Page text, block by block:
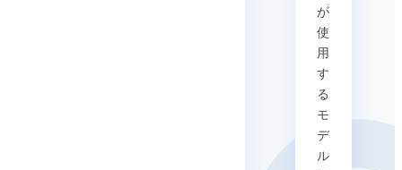
が
使
用
す
る
モ
デ
ル